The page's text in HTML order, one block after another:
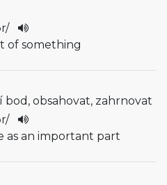
/
of something
obsahovat, zahrnovat
/
as an important part